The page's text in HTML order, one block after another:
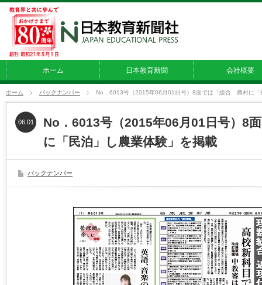
ホーム 日本教育新聞 会社概要
ホーム バックナンバー No．6013号（2015年06月01日号）8面では「総合 農村に「
No．6013号（2015年06月01日号）8
に「民泊」し農業体験」を掲載
06.01
バックナンバー